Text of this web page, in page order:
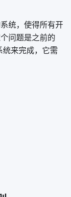
统，使得所有开
问题是之前的
统来完成，它需